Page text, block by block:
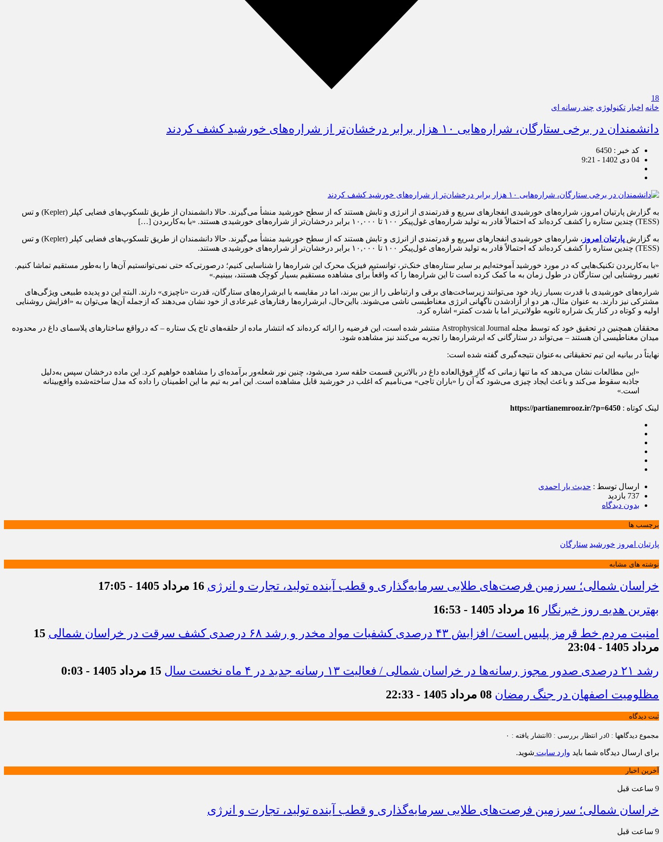
18
خانه اخبار تکنولوژی چند رسانه ای
دانشمندان در برخی ستارگان، شراره‌هایی ۱۰ هزار برابر درخشان‌تر از شراره‌های خورشید کشف کردند
کد خبر : 6450
04 دی 1402 - 9:21
به گزارش پارتیان امروز، شراره‌های خورشیدی انفجارهای سریع و قدرتمندی از انرژی و تابش هستند که از سطح خورشید منشأ می‌گیرند. حالا دانشمندان از طریق تلسکوپ‌های فضایی کپلر (Kepler) و تس
(TESS) چندین ستاره را کشف کرده‌اند که احتمالاً قادر به تولید شراره‌های غول‌پیکر ۱۰۰ تا ۱۰,۰۰۰ برابر درخشان‌تر از شراره‌های خورشیدی هستند. «با به‌کاربردن […]
به گزارش پارتیان امروز
، شراره‌های خورشیدی انفجارهای سریع و قدرتمندی از انرژی و تابش هستند که از سطح خورشید منشأ می‌گیرند. حالا دانشمندان از طریق تلسکوپ‌های فضایی کپلر (Kepler) و تس
(TESS) چندین ستاره را کشف کرده‌اند که احتمالاً قادر به تولید شراره‌های غول‌پیکر ۱۰۰ تا ۱۰,۰۰۰ برابر درخشان‌تر از شراره‌های خورشیدی هستند.
«با به‌کاربردن تکنیک‌هایی که در مورد خورشید آموخته‌ایم بر سایر ستاره‌های خنک‌تر، توانستیم فیزیک محرک این شراره‌ها را شناسایی کنیم؛ درصورتی‌که حتی نمی‌توانستیم آن‌ها را به‌طور مستقیم تماشا کنیم.
تغییر روشنایی این ستارگان در طول زمان به ما کمک کرده است تا این شراره‌ها را که واقعاً برای مشاهده مستقیم بسیار کوچک هستند، ببینیم.»
شراره‌های خورشیدی با قدرت بسیار زیاد خود می‌توانند زیرساخت‌های برقی و ارتباطی را از بین ببرند، اما در مقایسه با ابرشراره‌های ستارگان، قدرت «ناچیزی» دارند. البته این دو پدیده طبیعی ویژگی‌های
مشترکی نیز دارند. به عنوان مثال، هر دو از آزاد‌شدن ناگهانی انرژی مغناطیسی ناشی می‌شوند. بااین‌حال، ابرشراره‌ها رفتارهای غیرعادی از خود نشان می‌دهند که ازجمله آ‌ن‌ها می‌توان به «افزایش روشنایی
اولیه و کوتاه در کنار یک شراره ثانویه طولانی‌تر اما با شدت کمتر» اشاره کرد.
محققان همچنین در تحقیق خود که توسط مجله Astrophysical Journal منتشر شده است، این فرضیه را ارائه کرده‌اند که انتشار ماده از حلقه‌های تاج یک ستاره – که درواقع ساختارهای پلاسمای داغ در محدوده
میدان مغناطیسی آن هستند – می‌تواند در ستارگانی که ابرشراره‌ها را تجربه می‌کنند نیز مشاهده شود.
نهایتاً در بیانیه این تیم تحقیقاتی به‌عنوان نتیجه‌گیری گفته شده است:
«این مطالعات نشان می‌دهد که ما تنها زمانی که گازِ فوق‌العاده داغ در بالاترین قسمت حلقه سرد می‌شود، چنین نور شعله‌ور برآمده‌ای را مشاهده خواهیم کرد. این ماده درخشان سپس به‌دلیل
جاذبه سقوط می‌کند و باعث ایجاد چیزی می‌شود که آن را «باران تاجی» می‌نامیم که اغلب در خورشید قابل مشاهده است. این امر به تیم ما این اطمینان را داده که مدل ساخته‌شده واقع‌بینانه
است.»
لینک کوتاه : https://partianemrooz.ir/?p=6450
ارسال توسط : حدیث یار احمدی
737 بازدید
بدون دیدگاه
برچسب ها
پارتیان امروز خورشید ستارگان
نوشته های مشابه
خراسان شمالی؛ سرزمین فرصت‌های طلایی سرمایه‌گذاری و قطب آینده تولید، تجارت و انرژی 16 مرداد 1405 - 17:05
بهترین هدیه روز خبرنگار 16 مرداد 1405 - 16:53
امنیت مردم خط قرمز پلیس است/ افزایش ۴۳ درصدی کشفیات مواد مخدر و رشد ۶۸ درصدی کشف سرقت در خراسان شمالی
15
مرداد 1405 - 23:04
رشد ۲۱ درصدی صدور مجوز رسانه‌ها در خراسان شمالی / فعالیت ۱۳ رسانه جدید در ۴ ماه نخست سال
15 مرداد 1405 - 0:03
مظلومیت اصفهان در جنگ رمضان 08 مرداد 1405 - 22:33
ثبت دیدگاه
مجموع دیدگاهها : 0 در انتظار بررسی : 0 انتشار یافته : ۰
برای ارسال دیدگاه شما باید وارد سایت شوید.
آخرین اخبار
9 ساعت قبل
خراسان شمالی؛ سرزمین فرصت‌های طلایی سرمایه‌گذاری و قطب آینده تولید، تجارت و انرژی
9 ساعت قبل